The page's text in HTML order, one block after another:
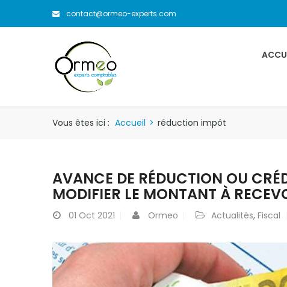
contact@ormeo-experts.com
Vous êtes ici : Accueil > réduction impôt
AVANCE DE RÉDUCTION OU
MODIFIER LE MONTANT À
01 Oct 2021 Ormeo Actualités, Fiscal